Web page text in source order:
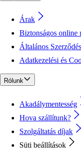
Árak
Biztonságos online
Általános
Adatkezelési és
Rólunk
Akadálymentesség
Hova szállítunk?
Szolgáltatás díjak
Süti beállítások